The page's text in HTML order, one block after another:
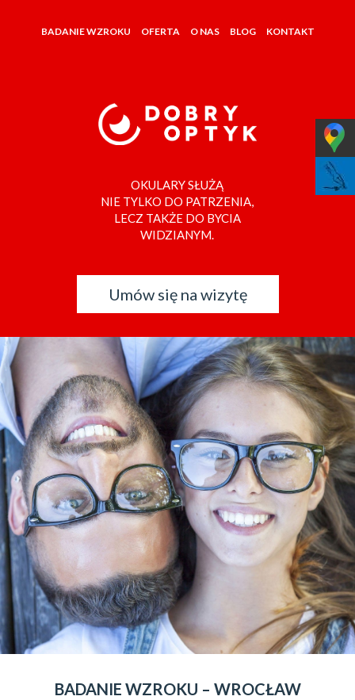
BADANIE WZROKU OFERTA O NAS BLOG KONTAKT
OKULARY SŁUŻĄ
NIE TYLKO DO PATRZENIA,
LECZ TAKŻE DO BYCIA
WIDZIANYM.
Umów się na wizytę
BADANIE WZROKU – WROCŁAW